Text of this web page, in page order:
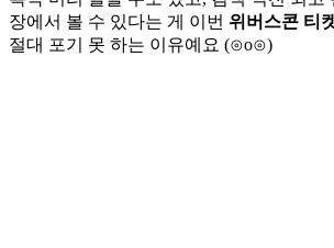
장에서 볼 수 있다는 게 이번 위버스콘 티
절대 포기 못 하는 이유예요 (⊙o⊙)